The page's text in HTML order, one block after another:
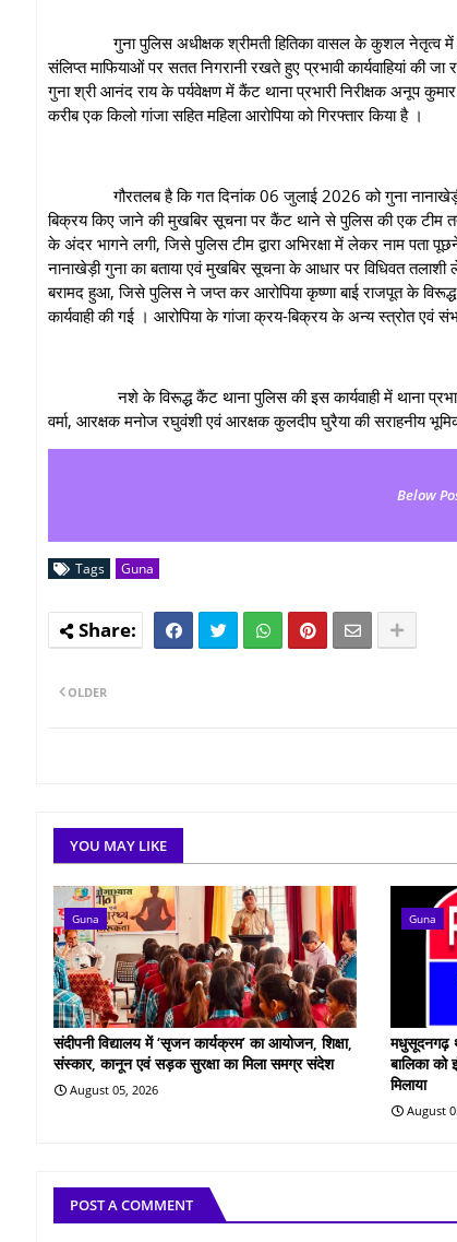
गुना पुलिस अधीक्षक श्रीमती हितिका वासल के कुशल नेतृत्व में गुना
संलिप्‍त माफियाओं पर सतत निगरानी रखते हुए प्रभावी कार्यवाहियां की
गुना श्री आनंद राय के पर्यवेक्षण में कैंट थाना प्रभारी निरीक्षक अनूप कुमार
करीब एक किलो गांजा सहित महिला आरोपिया को गिरफ्तार किया है ।
गौरतलब है कि गत दिनांक 06 जुलाई 2026 को गुना नानाखेड़ी
बिक्रय किए जाने की मुखबिर सूचना पर कैंट थाने से पुलिस की एक टीम
के अंदर भागने लगी, जिसे पुलिस टीम द्वारा अभिरक्षा में लेकर नाम पता
नानाखेड़ी गुना का बताया एवं मुखबिर सूचना के आधार पर विधिवत
बरामद हुआ, जिसे पुलिस ने जप्त कर आरोपिया कृष्णा बाई राजपूत के
कार्यवाही की गई । आरोपिया के गांजा क्रय-बिक्रय के अन्य स्त्रोत एवं
नशे के विरूद्ध कैंट थाना पुलिस की इस कार्यवाही में थाना प्रभारी
वर्मा, आरक्षक मनोज रघुवंशी एवं आरक्षक कुलदीप घुरैया की सराहनीय
Below
Tags Guna
OLDER
YOU MAY LIKE
Guna
संदीपनी विद्यालय में ‘सृजन कार्यक्रम’ का आयोजन, शिक्षा,
संस्कार, कानून एवं सड़क सुरक्षा का मिला समग्र संदेश
August 05, 2026
Guna
मधुसूदनगढ़
बालिका को
मिलाया
August
POST A COMMENT